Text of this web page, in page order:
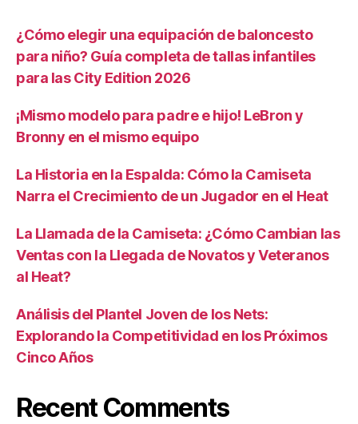
¿Cómo elegir una equipación de baloncesto
para niño? Guía completa de tallas infantiles
para las City Edition 2026
¡Mismo modelo para padre e hijo! LeBron y
Bronny en el mismo equipo
La Historia en la Espalda: Cómo la Camiseta
Narra el Crecimiento de un Jugador en el Heat
La Llamada de la Camiseta: ¿Cómo Cambian las
Ventas con la Llegada de Novatos y Veteranos
al Heat?
Análisis del Plantel Joven de los Nets:
Explorando la Competitividad en los Próximos
Cinco Años
Recent Comments